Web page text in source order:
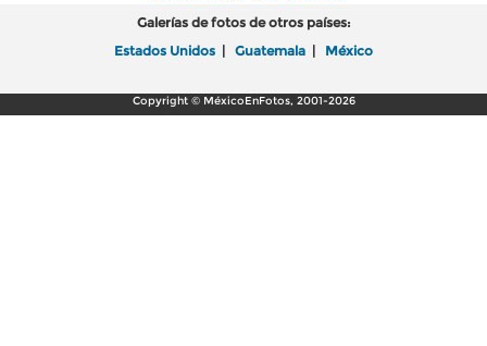
Galerías de fotos de otros países:
Estados Unidos | Guatemala | México
Copyright © MéxicoEnFotos, 2001-2026